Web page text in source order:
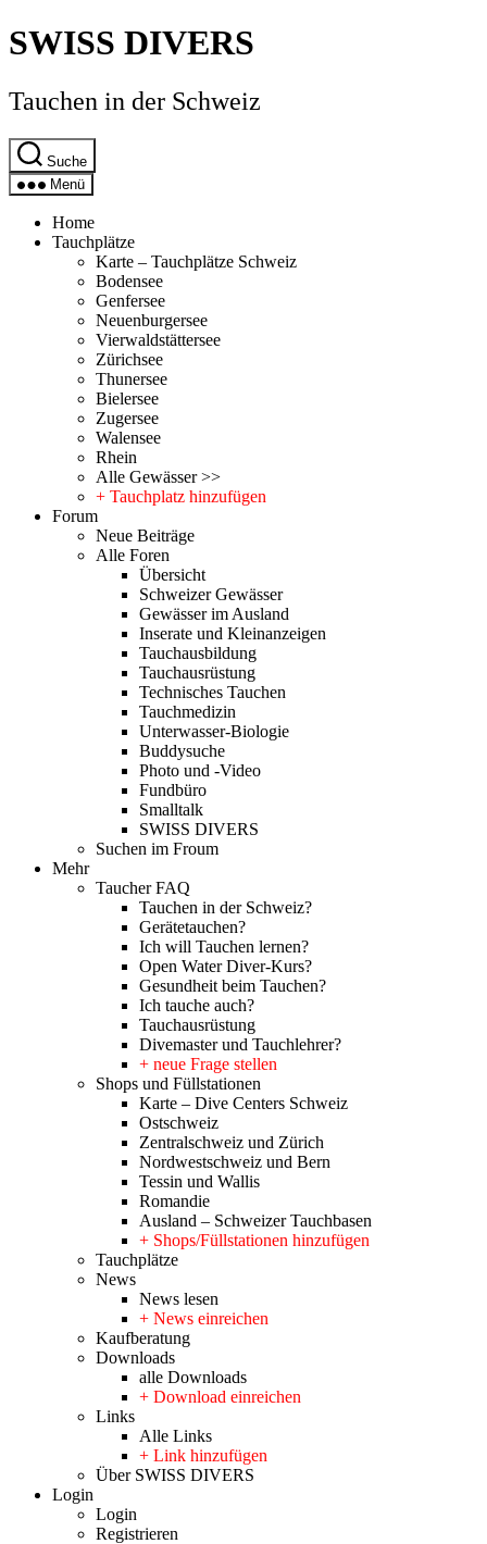
Direkt
zum
wechseln
SWISS DIVERS
Tauchen in der Schweiz
Suche
Menü
Home
Tauchplätze
Karte – Tauchplätze Schweiz
Bodensee
Genfersee
Neuenburgersee
Vierwaldstättersee
Zürichsee
Thunersee
Bielersee
Zugersee
Walensee
Rhein
Alle Gewässer >>
+ Tauchplatz hinzufügen
Forum
Neue Beiträge
Alle Foren
Übersicht
Schweizer Gewässer
Gewässer im Ausland
Inserate und Kleinanzeigen
Tauchausbildung
Tauchausrüstung
Technisches Tauchen
Tauchmedizin
Unterwasser-Biologie
Buddysuche
Photo und -Video
Fundbüro
Smalltalk
SWISS DIVERS
Suchen im Froum
Mehr
Taucher FAQ
Tauchen in der Schweiz?
Gerätetauchen?
Ich will Tauchen lernen?
Open Water Diver-Kurs?
Gesundheit beim Tauchen?
Ich tauche auch?
Tauchausrüstung
Divemaster und Tauchlehrer?
+ neue Frage stellen
Shops und Füllstationen
Karte – Dive Centers Schweiz
Ostschweiz
Zentralschweiz und Zürich
Nordwestschweiz und Bern
Tessin und Wallis
Romandie
Ausland – Schweizer Tauchbasen
+ Shops/Füllstationen hinzufügen
Tauchplätze
News
News lesen
+ News einreichen
Kaufberatung
Downloads
alle Downloads
+ Download einreichen
Links
Alle Links
+ Link hinzufügen
Über SWISS DIVERS
Login
Login
Registrieren